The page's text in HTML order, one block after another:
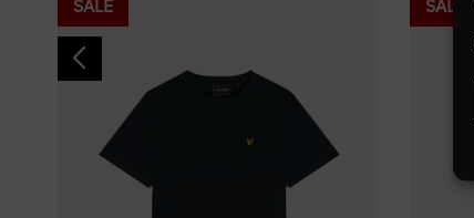
SALE SALE